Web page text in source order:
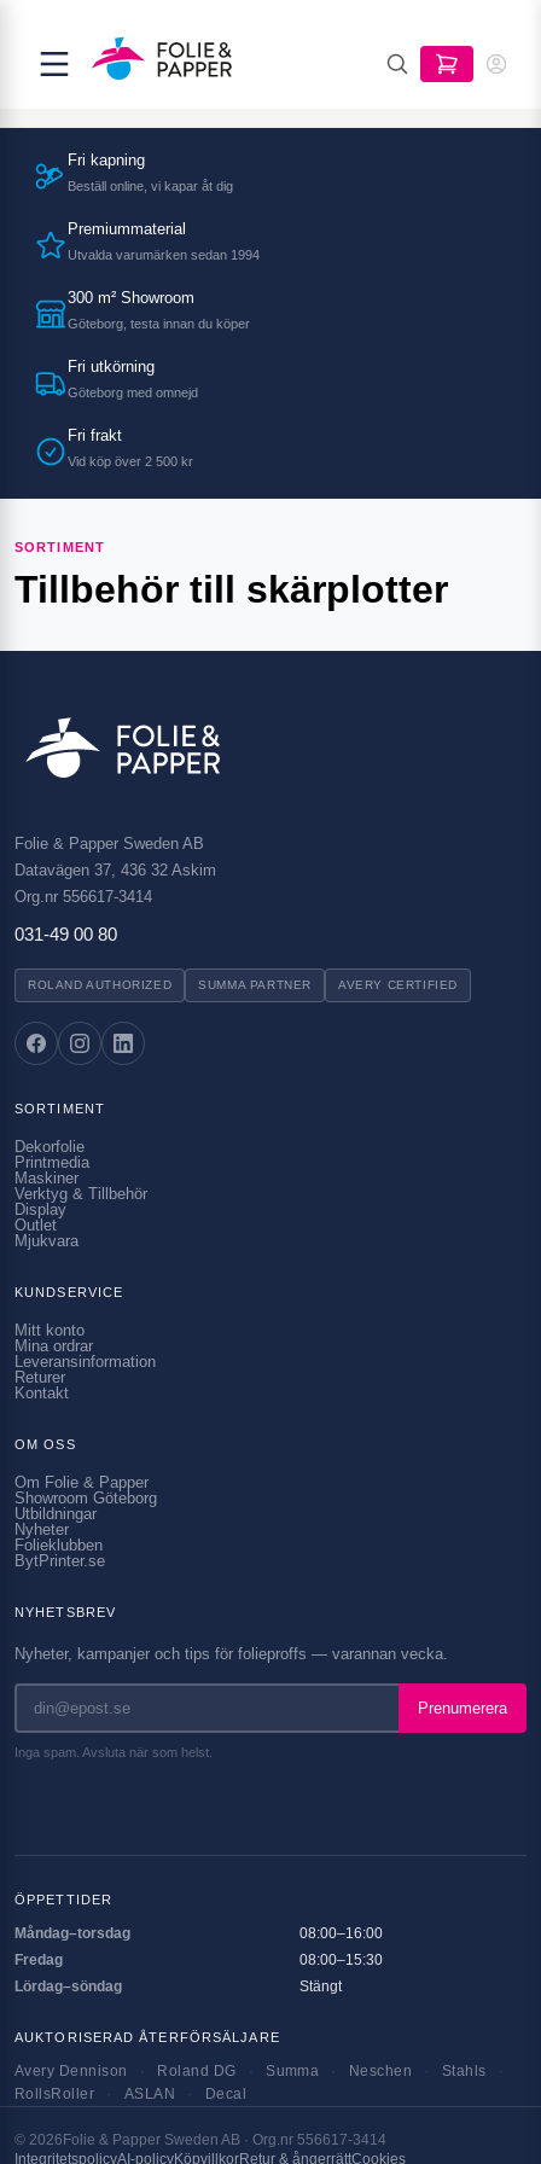
Fri kapning
Beställ online, vi kapar åt dig
Premiummaterial
Utvalda varumärken sedan 1994
300 m² Showroom
Göteborg, testa innan du köper
Fri utkörning
Göteborg med omnejd
Fri frakt
Vid köp över 2 500 kr
SORTIMENT
Tillbehör till skärplotter
Folie & Papper Sweden AB
Datavägen 37, 436 32 Askim
Org.nr 556617-3414
031-49 00 80
ROLAND AUTHORIZED SUMMA PARTNER AVERY CERTIFIED
SORTIMENT
Dekorfolie
Printmedia
Maskiner
Verktyg & Tillbehör
Display
Outlet
Mjukvara
KUNDSERVICE
Mitt konto
Mina ordrar
Leveransinformation
Returer
Kontakt
OM OSS
Om Folie & Papper
Showroom Göteborg
Utbildningar
Nyheter
Folieklubben
BytPrinter.se
NYHETSBREV
Nyheter, kampanjer och tips för folieproffs — varannan vecka.
Prenumerera
Inga spam. Avsluta när som helst.
ÖPPETTIDER
Måndag–torsdag
08:00–16:00
Fredag
08:00–15:30
Lördag–söndag
Stängt
AUKTORISERAD ÅTERFÖRSÄLJARE
Avery Dennison Roland DG Summa Neschen Stahls
RollsRoller
ASLAN Decal
© 2026 Folie & Papper Sweden AB · Org.nr 556617-3414
IntegritetspolicyAI-policyKöpvillkorRetur & ångerrättCookies